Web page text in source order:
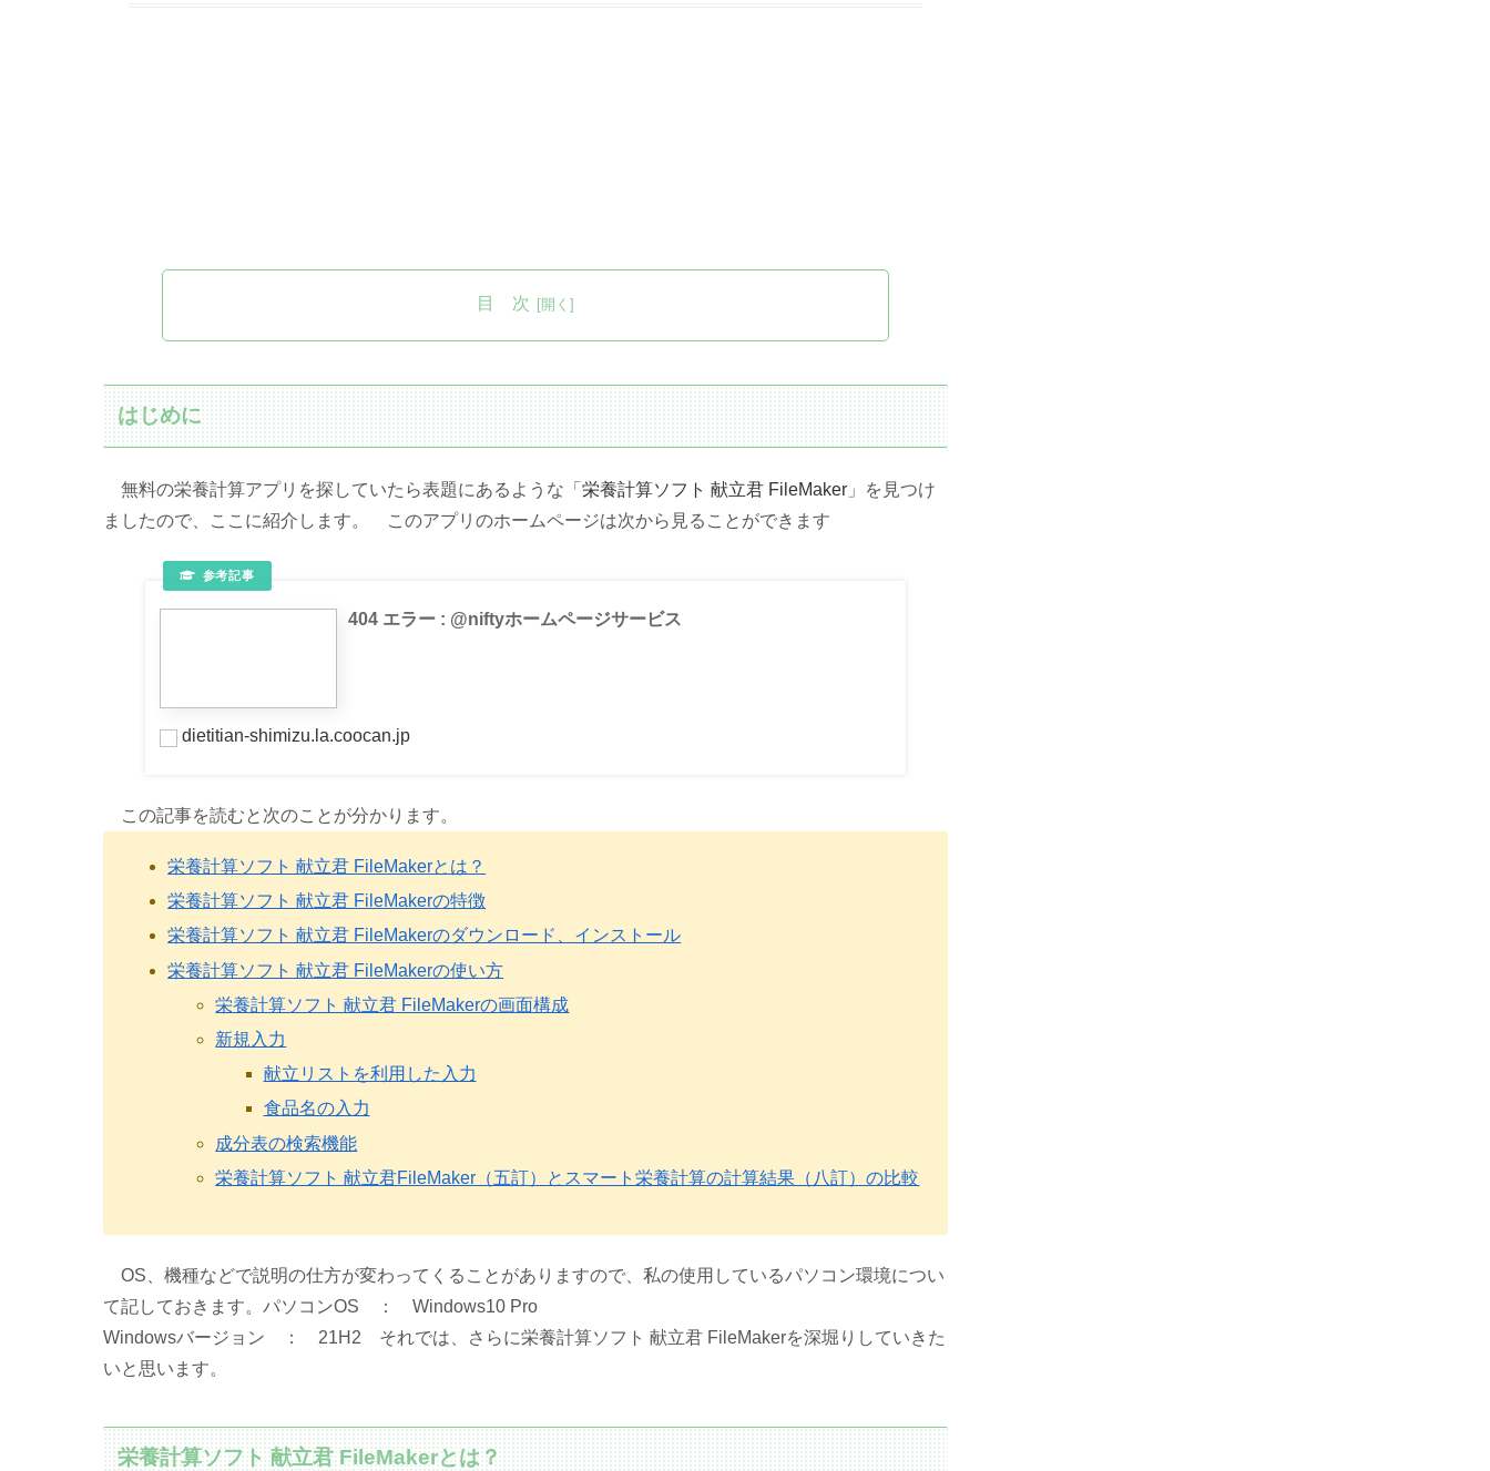
目 次
はじめに
無料の栄養計算アプリを探していたら表題にあるような「 栄養計算ソフト 献立君 FileMaker 」を見つけ
ましたので、ここに紹介します。 このアプリのホームページは次から見ることができます
404 エラー : @niftyホームページサービス
dietitian-shimizu.la.coocan.jp
この記事を読むと次のことが分かります。
栄養計算ソフト 献立君 FileMakerとは？
栄養計算ソフト 献立君 FileMakerの特徴
栄養計算ソフト 献立君 FileMakerのダウンロード、インストール
栄養計算ソフト 献立君 FileMakerの使い方
栄養計算ソフト 献立君 FileMakerの画面構成
新規入力
献立リストを利用した入力
食品名の入力
成分表の検索機能
栄養計算ソフト 献立君FileMaker（五訂）とスマート栄養計算の計算結果（八訂）の比較
OS、機種などで説明の仕方が変わってくることがありますので、私の使用しているパソコン環境につい
て記しておきます。パソコンOS ： Windows10 Pro
Windowsバージョン ： 21H2
それでは、さらに栄養計算ソフト 献立君 FileMakerを深堀りしていきた
いと思います。
栄養計算ソフト 献立君 FileMakerとは？